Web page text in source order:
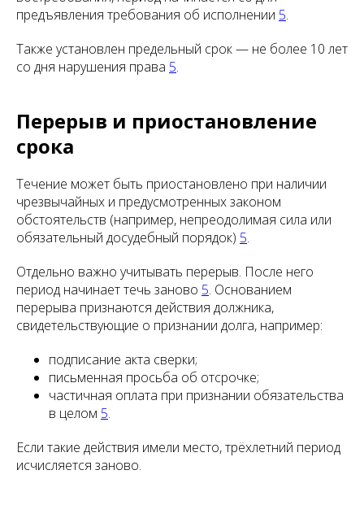
предъявления требования об исполнении 5.
Также установлен предельный срок — не более 10 лет
со дня нарушения права 5.
Перерыв и приостановление
срока
Течение может быть приостановлено при наличии
чрезвычайных и предусмотренных законом
обстоятельств (например, непреодолимая сила или
обязательный досудебный порядок) 5.
Отдельно важно учитывать перерыв. После него
период начинает течь заново 5. Основанием
перерыва признаются действия должника,
свидетельствующие о признании долга, например:
подписание акта сверки;
письменная просьба об отсрочке;
частичная оплата при признании обязательства
в целом 5.
Если такие действия имели место, трёхлетний период
исчисляется заново.